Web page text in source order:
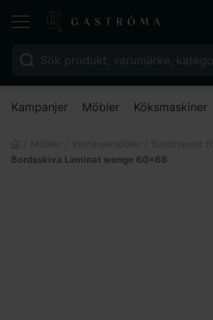
Sök efter:
Kampanjer Möbler Köksmaskiner
Bordsskiva Laminat wenge 60×68